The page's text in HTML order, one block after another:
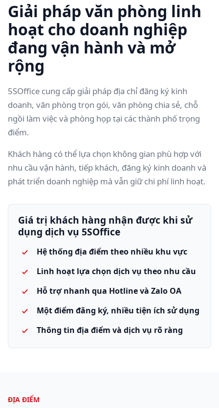
Giải pháp văn phòng linh
hoạt cho doanh nghiệp
đang vận hành và mở
rộng
5SOffice cung cấp giải pháp địa chỉ đăng ký kinh
doanh, văn phòng trọn gói, văn phòng chia sẻ, chỗ
ngồi làm việc và phòng họp tại các thành phố trọng
điểm.
Khách hàng có thể lựa chọn không gian phù hợp với
nhu cầu vận hành, tiếp khách, đăng ký kinh doanh và
phát triển doanh nghiệp mà vẫn giữ chi phí linh hoạt.
Giá trị khách hàng nhận được khi sử
dụng dịch vụ 5SOffice
Hệ thống địa điểm theo nhiều khu vực
Linh hoạt lựa chọn dịch vụ theo nhu cầu
Hỗ trợ nhanh qua Hotline và Zalo OA
Một điểm đăng ký, nhiều tiện ích sử dụng
Thông tin địa điểm và dịch vụ rõ ràng
ĐỊA ĐIỂM